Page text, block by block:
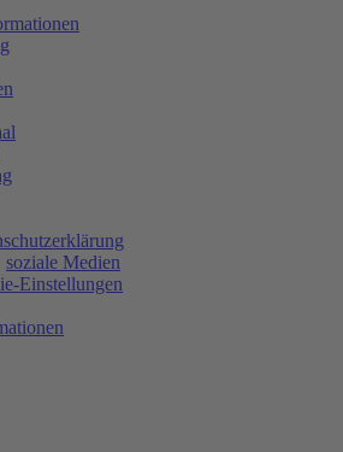
soziale Medien
Einstellungen